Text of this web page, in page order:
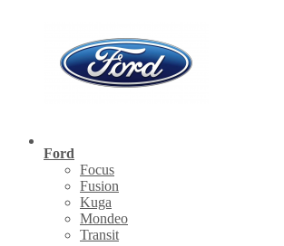
Ford
Focus
Fusion
Kuga
Mondeo
Transit